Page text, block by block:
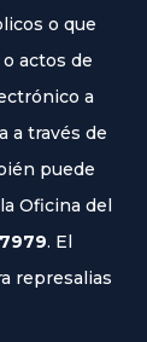
o que
actos de
a
a través de
puede
Oficina del
. El
represalias